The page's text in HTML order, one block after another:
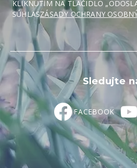
KLIKNUTÍM NA TLAČIDLO
SÚHLASZÁSADY OCHRANY
Sledujte
FACEBOOK